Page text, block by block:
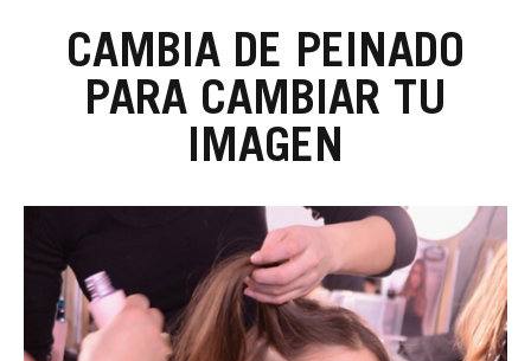
CAMBIA DE PEINADO
PARA CAMBIAR TU
IMAGEN